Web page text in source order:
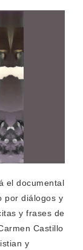
el documental
por diálogos y
y frases de
Castillo
y